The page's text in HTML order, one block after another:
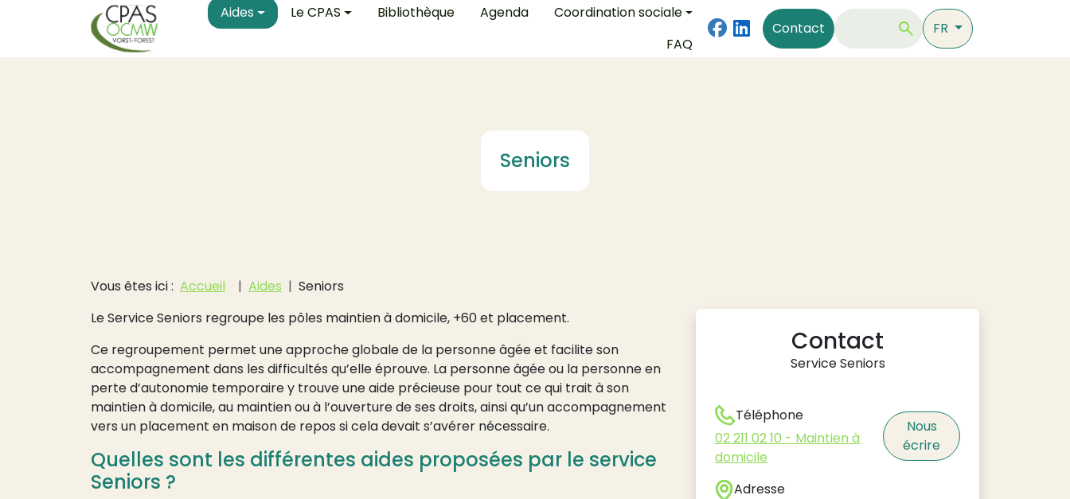
Aller au contenu principal Main navigation
Aides Le CPAS Bibliothèque Agenda
Coordination sociale
FAQ
Contact
Contact Rechercher
FR
Seniors
Fil d'Ariane
Vous êtes ici : Accueil Aides
Seniors
Le Service Seniors regroupe les pôles maintien à domicile, +60 et placement.
Ce regroupement permet une approche globale de la personne âgée et facilite son
accompagnement dans les difficultés qu’elle éprouve. La personne âgée ou la personne en
perte d’autonomie temporaire y trouve une aide précieuse pour tout ce qui trait à son
maintien à domicile, au maintien ou à l’ouverture de ses droits, ainsi qu’un accompagnement
vers un placement en maison de repos si cela devait s’avérer nécessaire.
Quelles sont les différentes aides proposées par le service
Seniors ?
Contact
Service Seniors
Téléphone
02 211 02 10 - Maintien à
domicile
Nous
écrire
Adresse